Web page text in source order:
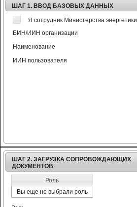
ШАГ 1. ВВОД БАЗОВЫХ ДАННЫХ
Я сотрудник Министерства энергетики
БИН/ИИН организации
Наименование
ИИН пользователя
ШАГ 2. ЗАГРУЗКА СОПРОВОЖДАЮЩИХ
ДОКУМЕНТОВ
Роль
Вы еще не выбрали роль